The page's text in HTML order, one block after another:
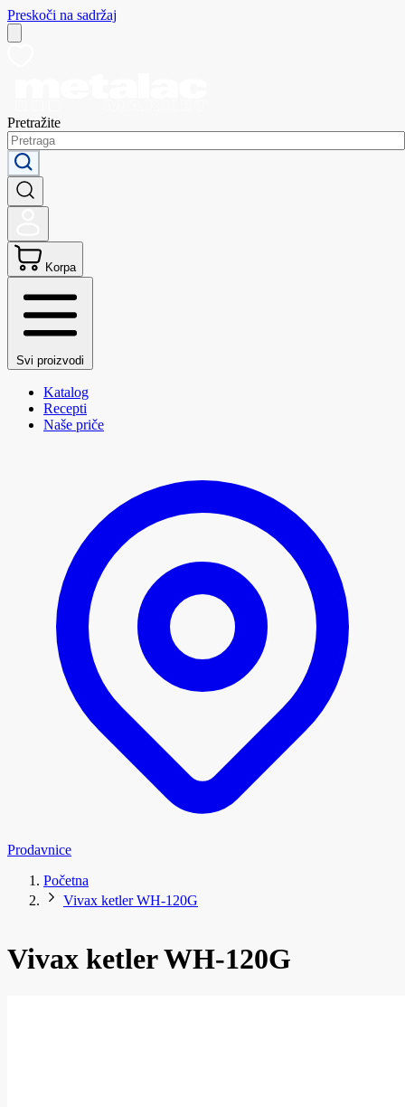
Preskoči na sadržaj
Pretražite
Korpa
Svi proizvodi
Katalog
Recepti
Naše priče
Prodavnice
Početna
Vivax ketler WH-120G
Vivax ketler WH-120G